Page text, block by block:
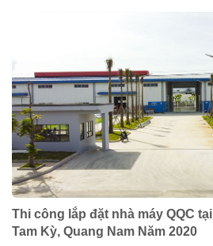
Thi công lắp đặt nhà máy QQC
Tam Kỳ, Quang Nam Năm 2020